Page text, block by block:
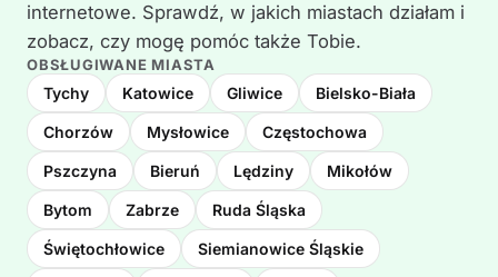
internetowe. Sprawdź, w jakich miastach działam i
zobacz, czy mogę pomóc także Tobie.
OBSŁUGIWANE MIASTA
Tychy Katowice Gliwice Bielsko-Biała
Chorzów Mysłowice Częstochowa
Pszczyna Bieruń Lędziny Mikołów
Bytom Zabrze Ruda Śląska
Świętochłowice Siemianowice Śląskie